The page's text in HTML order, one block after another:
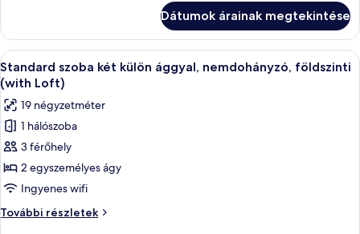
földszinti
(with
Loft)
nemdohányzó,
földszinti
(with
Loft)
további
részletei
Dátumok árainak megtekintése
A
következő
szoba
összes
képének
megtekintése:
Standard
szoba
két
külön
Egy modern szállodai szoba, két
4
Standard szoba két külön ággyal, nemdohányzó, földszinti
(with Loft)
19 négyzetméter
1 hálószoba
3 férőhely
2 egyszemélyes ágy
Ingyenes wifi
További részletek
Standard